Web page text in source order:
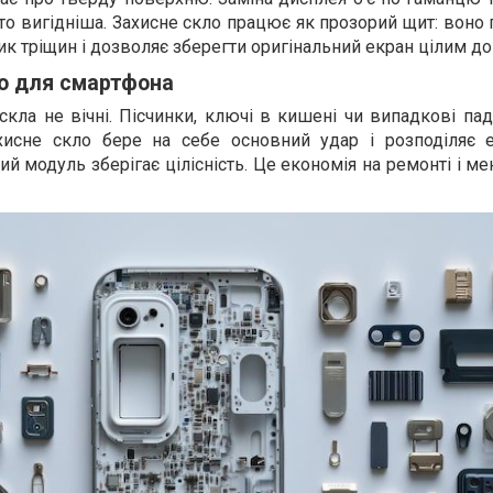
вигідніша. Захисне скло працює як прозорий щит: воно
тріщин і дозволяє зберегти оригінальний екран цілим
для смартфона
не вічні. Пісчинки, ключі в кишені чи випадкові
скло бере на себе основний удар і розподіляє
модуль зберігає цілісність. Це економія на ремонті і